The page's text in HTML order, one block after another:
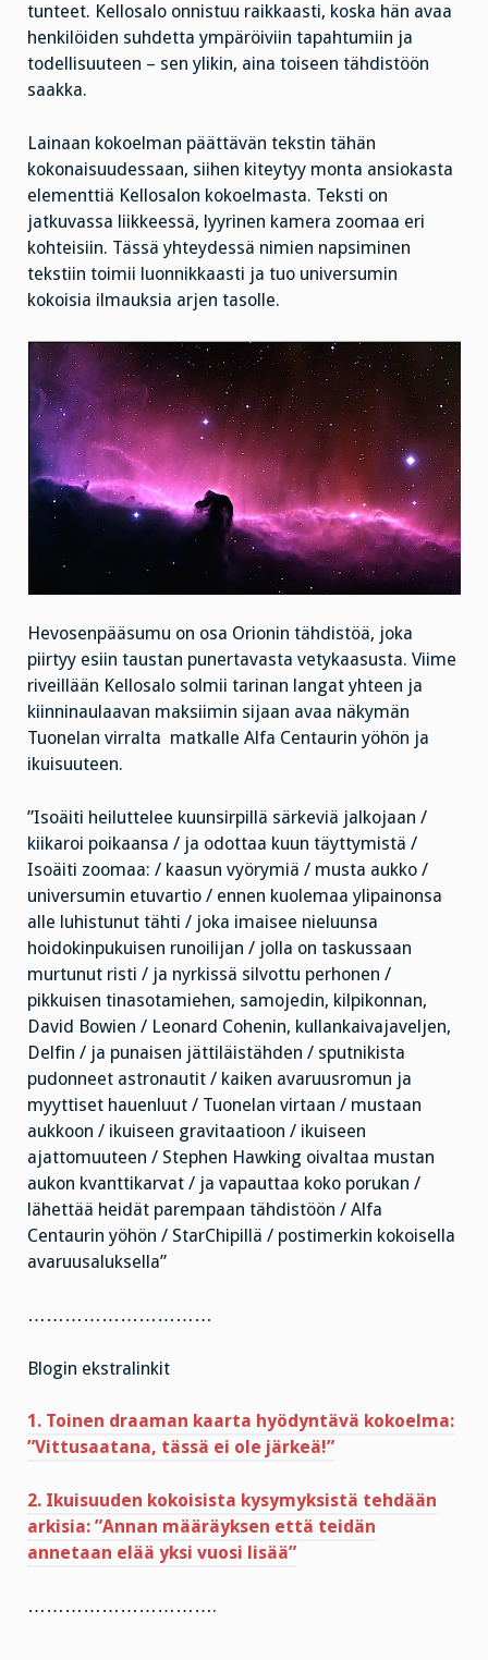
tunteet. Kellosalo onnistuu raikkaasti, koska hän avaa
henkilöiden suhdetta ympäröiviin tapahtumiin ja
todellisuuteen – sen ylikin, aina toiseen tähdistöön
saakka.
Lainaan kokoelman päättävän tekstin tähän
kokonaisuudessaan, siihen kiteytyy monta ansiokasta
elementtiä Kellosalon kokoelmasta. Teksti on
jatkuvassa liikkeessä, lyyrinen kamera zoomaa eri
kohteisiin. Tässä yhteydessä nimien napsiminen
tekstiin toimii luonnikkaasti ja tuo universumin
kokoisia ilmauksia arjen tasolle.
Hevosenpääsumu on osa Orionin tähdistöä, joka
piirtyy esiin taustan punertavasta vetykaasusta. Viime
riveillään Kellosalo solmii tarinan langat yhteen ja
kiinninaulaavan maksiimin sijaan avaa näkymän
Tuonelan virralta matkalle Alfa Centaurin yöhön ja
ikuisuuteen.
”Isoäiti heiluttelee kuunsirpillä särkeviä jalkojaan /
kiikaroi poikaansa / ja odottaa kuun täyttymistä /
Isoäiti zoomaa: / kaasun vyörymiä / musta aukko /
universumin etuvartio / ennen kuolemaa ylipainonsa
alle luhistunut tähti / joka imaisee nieluunsa
hoidokinpukuisen runoilijan / jolla on taskussaan
murtunut risti / ja nyrkissä silvottu perhonen /
pikkuisen tinasotamiehen, samojedin, kilpikonnan,
David Bowien / Leonard Cohenin, kullankaivajaveljen,
Delfin / ja punaisen jättiläistähden / sputnikista
pudonneet astronautit / kaiken avaruusromun ja
myyttiset hauenluut / Tuonelan virtaan / mustaan
aukkoon / ikuiseen gravitaatioon / ikuiseen
ajattomuuteen / Stephen Hawking oivaltaa mustan
aukon kvanttikarvat / ja vapauttaa koko porukan /
lähettää heidät parempaan tähdistöön / Alfa
Centaurin yöhön / StarChipillä / postimerkin kokoisella
avaruusaluksella”
…………………………
Blogin ekstralinkit
1. Toinen draaman kaarta hyödyntävä kokoelma:
”Vittusaatana, tässä ei ole järkeä!”
2. Ikuisuuden kokoisista kysymyksistä tehdään
arkisia: ”Annan määräyksen että teidän
annetaan elää yksi vuosi lisää”
………………………….